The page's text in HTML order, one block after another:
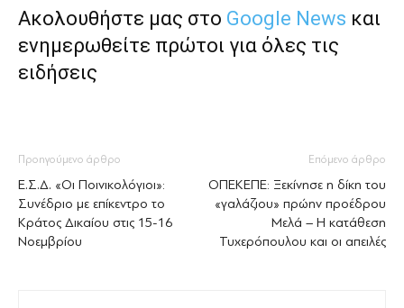
Ακολουθήστε μας στο Google News και
ενημερωθείτε πρώτοι για όλες τις
ειδήσεις
Προηγούμενο άρθρο
Ε.Σ.Δ. «Οι Ποινικολόγιοι»:
Συνέδριο με επίκεντρο το
Κράτος Δικαίου στις 15-16
Νοεμβρίου
Επόμενο άρθρο
ΟΠΕΚΕΠΕ: Ξεκίνησε η δίκη του
«γαλάζιου» πρώην προέδρου
Μελά – Η κατάθεση
Τυχερόπουλου και οι απειλές